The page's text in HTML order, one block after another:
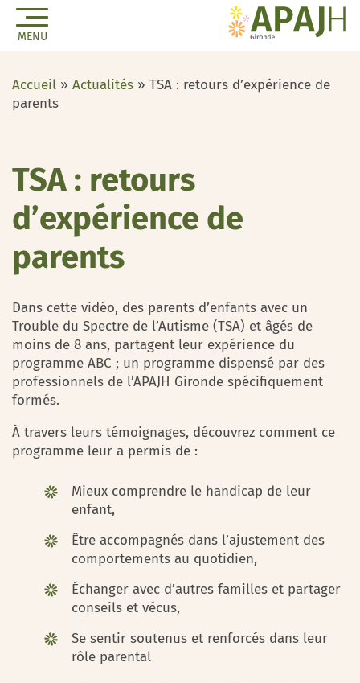
MENU
Accueil » Actualités » TSA : retours d’expérience de
parents
TSA : retours
d’expérience de
parents
Dans cette vidéo, des parents d’enfants avec un
Trouble du Spectre de l’Autisme (TSA) et âgés de
moins de 8 ans, partagent leur expérience du
programme ABC ; un programme dispensé par des
professionnels de l’APAJH Gironde spécifiquement
formés.
À travers leurs témoignages, découvrez comment ce
programme leur a permis de :
Mieux comprendre le handicap de leur
enfant,
Être accompagnés dans l’ajustement des
comportements au quotidien,
Échanger avec d’autres familles et partager
conseils et vécus,
Se sentir soutenus et renforcés dans leur
rôle parental